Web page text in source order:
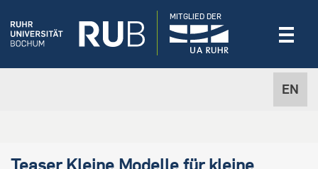
EN
MITGLIED DER
Teaser Kleine Modelle für kleine